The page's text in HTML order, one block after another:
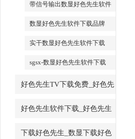
带信号输出数显好色先生软件
下载
数显好色先生软件下载品牌
实干数显好色先生软件下载
sgsx-数显好色先生软件下载
好色先生TV下载免费_好色先
生TV下载免费厂家
好色先生软件下载_好色先生
软件下载厂家
下载好色先生_数显下载好色